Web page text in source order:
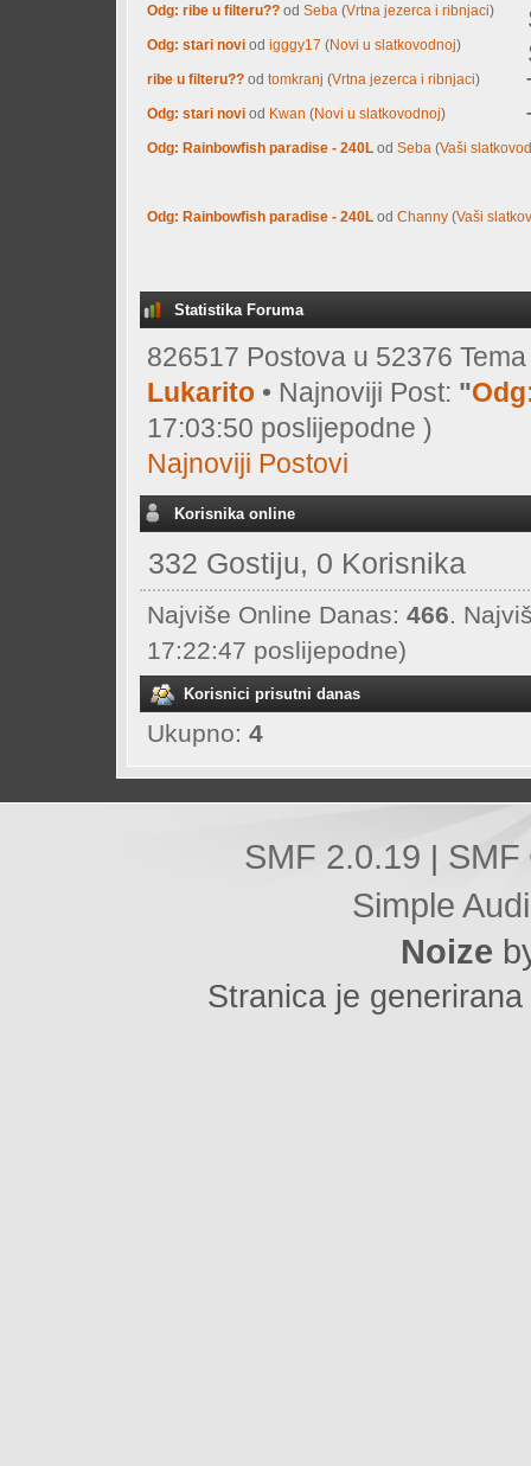
Odg: ribe u filteru?? od Seba (Vrtna jezerca i ribnjaci)
Odg: stari novi od igggy17 (Novi u slatkovodnoj)
ribe u filteru?? od tomkranj (Vrtna jezerca i ribnjaci)
Odg: stari novi od Kwan (Novi u slatkovodnoj)
Odg: Rainbowfish paradise - 240L od Seba (Vaši
Odg: Rainbowfish paradise - 240L od Channy (Vaši
Statistika Foruma
826517 Postova u 52376
Lukarito • Najnoviji Post: "
17:03:50 poslijepodne )
Najnoviji Postovi
Korisnika online
332 Gostiju, 0 Korisnika
Najviše Online Danas: 466.
17:22:47 poslijepodne)
Korisnici prisutni danas
Ukupno: 4
SMF 2.0.19
Simple
Noize
Stranica je